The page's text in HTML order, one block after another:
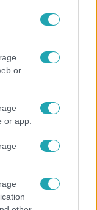
or
or app.